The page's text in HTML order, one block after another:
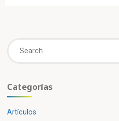
Categorías
Artículos